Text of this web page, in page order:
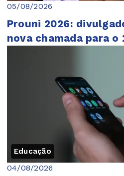
05/08/2026
Prouni 2026:
nova chamada para o
Educação
04/08/2026